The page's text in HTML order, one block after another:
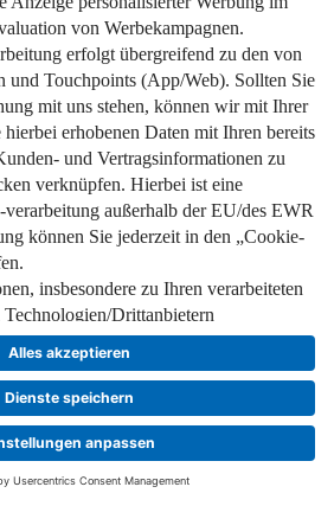
Widerrufsformular
Einstellungen
Facebook
Instagram